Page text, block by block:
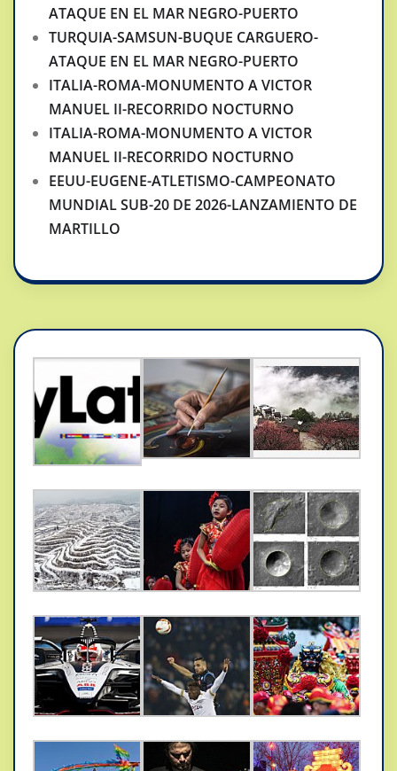
ATAQUE EN EL MAR NEGRO-PUERTO
TURQUIA-SAMSUN-BUQUE CARGUERO-
ATAQUE EN EL MAR NEGRO-PUERTO
ITALIA-ROMA-MONUMENTO A VICTOR
MANUEL II-RECORRIDO NOCTURNO
ITALIA-ROMA-MONUMENTO A VICTOR
MANUEL II-RECORRIDO NOCTURNO
EEUU-EUGENE-ATLETISMO-CAMPEONATO
MUNDIAL SUB-20 DE 2026-LANZAMIENTO DE
MARTILLO